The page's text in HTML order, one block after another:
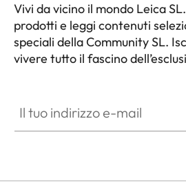
Vivi da vicino il mondo Leica
prodotti e leggi contenuti
speciali della Community SL.
vivere tutto il fascino